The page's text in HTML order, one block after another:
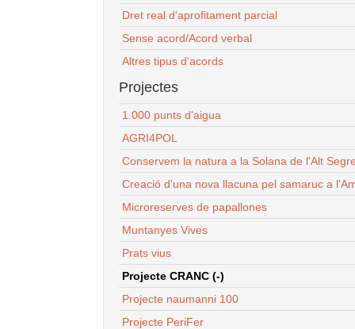
Dret real d'aprofitament parcial
Sense acord/Acord verbal
Altres tipus d'acords
Projectes
1.000 punts d'aigua
AGRI4POL
Conservem la natura a la Solana de l'Alt
Creació d'una nova llacuna pel samaruc a
Microreserves de papallones
Muntanyes Vives
Prats vius
Projecte CRANC (-)
Projecte naumanni 100
Projecte PeriFer